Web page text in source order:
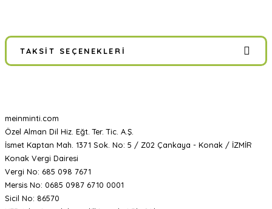
TAKSIT SEÇENEKLERI
meinminti.com
Özel Alman Dil Hiz. Eğt. Ter. Tic. A.Ş.
İsmet Kaptan Mah. 1371 Sok. No: 5 / Z02 Çankaya - Konak / İZMİR
Konak Vergi Dairesi
Vergi No: 685 098 7671
Mersis No: 0685 0987 6710 0001
Sicil No: 86570